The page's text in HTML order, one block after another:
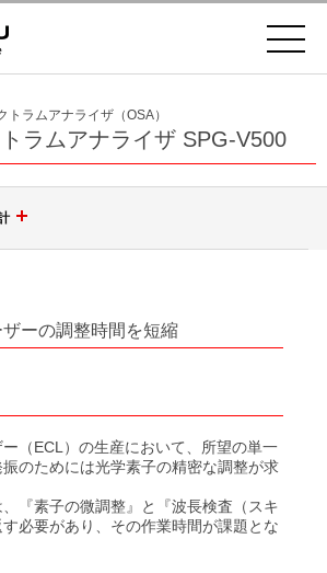
ラムアナライザ（OSA）
ラムアナライザ SPG-V500
折格子
回折格子
ラフィック 回折格子
ライ
レーザウィンドウ
プリッタ
ナライザ SPG-V500
メイト SPG-120シリーズ
ーの調整時間を短縮
（ECL）の生産において、所望の単一
のためには光学素子の精密な調整が求
『素子の微調整』と『波長検査（スキ
必要があり、その作業時間が課題とな